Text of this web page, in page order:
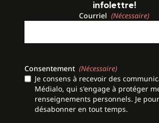
infolettre!
Courriel (Nécessaire)
Consentement (Nécessaire)
Je consens à recevoir des
Médialo, qui s'engage à protéger
renseignements personnels. Je
désabonner en tout temps.